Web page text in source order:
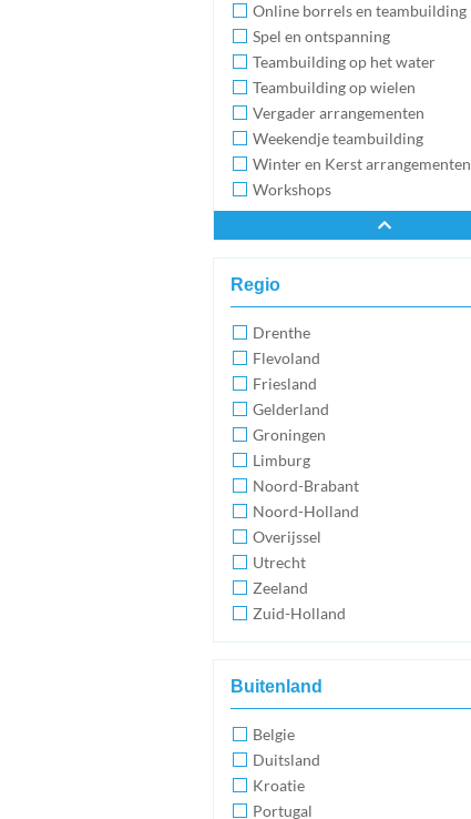
Online borrels en teambuilding
Spel en ontspanning
Teambuilding op het water
Teambuilding op wielen
Vergader arrangementen
Weekendje teambuilding
Winter en Kerst arrangementen
Workshops
Regio
Drenthe
Flevoland
Friesland
Gelderland
Groningen
Limburg
Noord-Brabant
Noord-Holland
Overijssel
Utrecht
Zeeland
Zuid-Holland
Buitenland
Belgie
Duitsland
Kroatie
Portugal